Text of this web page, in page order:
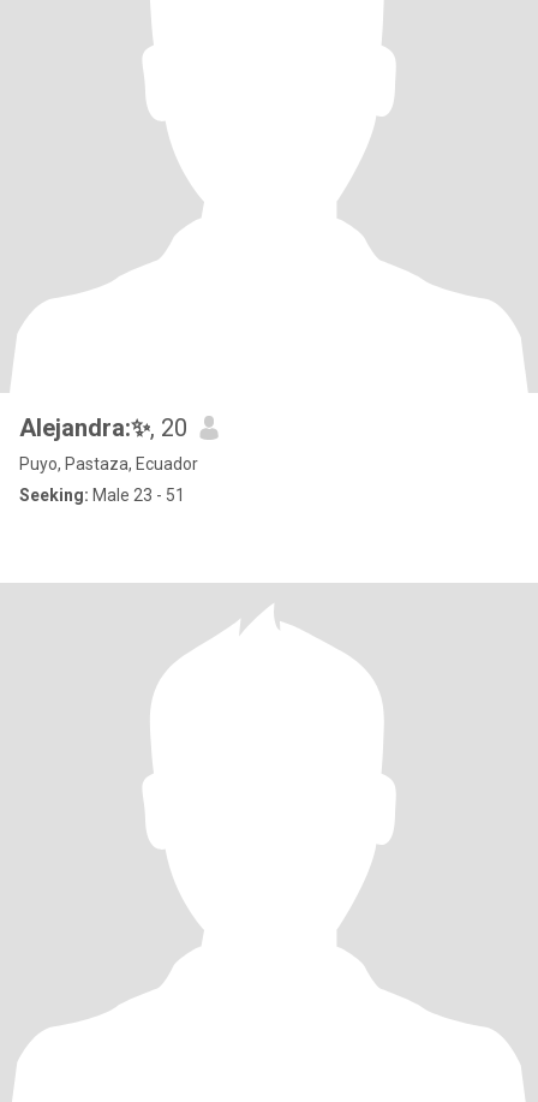
Alejandra:✨, 20
Puyo, Pastaza, Ecuador
Seeking: Male 23 - 51